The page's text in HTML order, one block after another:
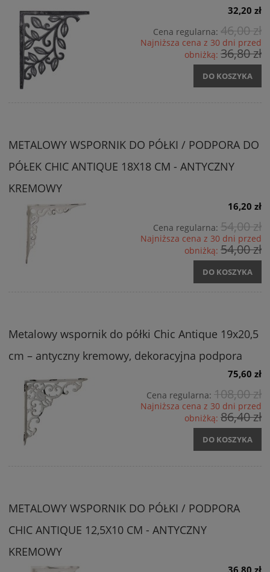
32,20 zł
Cena regularna: 46,00 zł
Najniższa cena z 30 dni przed
obniżką: 36,80 zł
DO KOSZYKA
METALOWY WSPORNIK DO PÓŁKI / PODPORA DO
PÓŁEK CHIC ANTIQUE 18X18 CM - ANTYCZNY
KREMOWY
16,20 zł
Cena regularna: 54,00 zł
Najniższa cena z 30 dni przed
obniżką: 54,00 zł
DO KOSZYKA
Metalowy wspornik do półki Chic Antique 19x20,5
cm – antyczny kremowy, dekoracyjna podpora
75,60 zł
Cena regularna: 108,00 zł
Najniższa cena z 30 dni przed
obniżką: 86,40 zł
DO KOSZYKA
METALOWY WSPORNIK DO PÓŁKI / PODPORA
CHIC ANTIQUE 12,5X10 CM - ANTYCZNY
KREMOWY
36,80 zł